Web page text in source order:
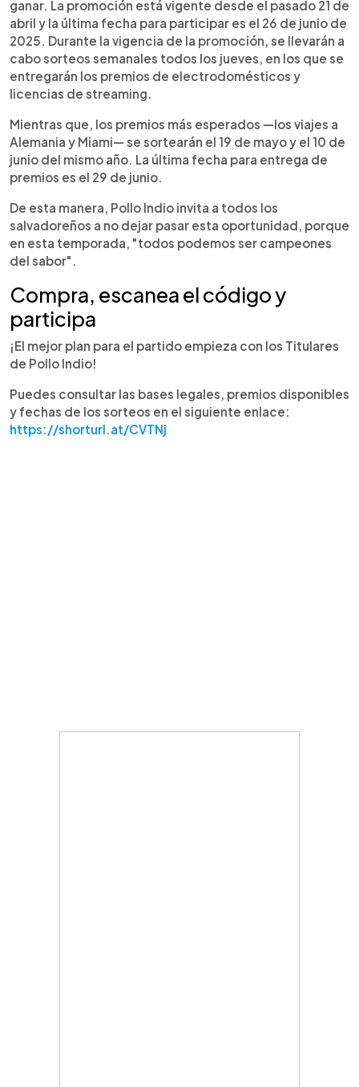
ganar. La promoción está vigente desde el pasado 21 de
abril y la última fecha para participar es el 26 de junio de
2025. Durante la vigencia de la promoción, se llevarán a
cabo sorteos semanales todos los jueves, en los que se
entregarán los premios de electrodomésticos y
licencias de streaming.
Mientras que, los premios más esperados —los viajes a
Alemania y Miami— se sortearán el 19 de mayo y el 10 de
junio del mismo año. La última fecha para entrega de
premios es el 29 de junio.
De esta manera, Pollo Indio invita a todos los
salvadoreños a no dejar pasar esta oportunidad, porque
en esta temporada, "todos podemos ser campeones
del sabor".
Compra, escanea el código y
participa
¡El mejor plan para el partido empieza con los Titulares
de Pollo Indio!
Puedes consultar las bases legales, premios disponibles
y fechas de los sorteos en el siguiente enlace:
https://shorturl.at/CVTNj